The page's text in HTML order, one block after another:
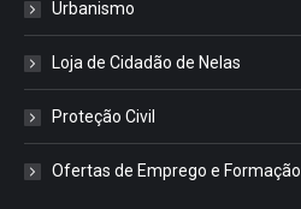
Urbanismo
Loja de Cidadão de Nelas
Proteção Civil
Ofertas de Emprego e Formação